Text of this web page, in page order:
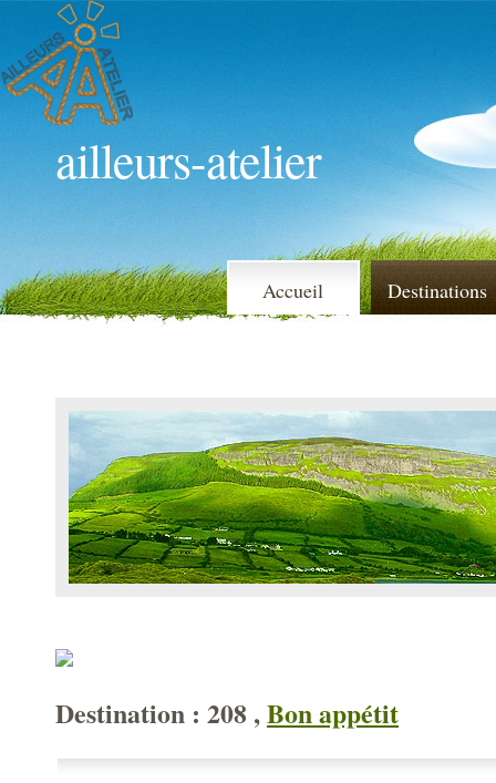
ailleurs-atelier
Accueil Destinations
Destination : 208 ,Bon appétit